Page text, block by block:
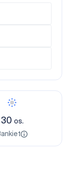
Bankiet
30 os.